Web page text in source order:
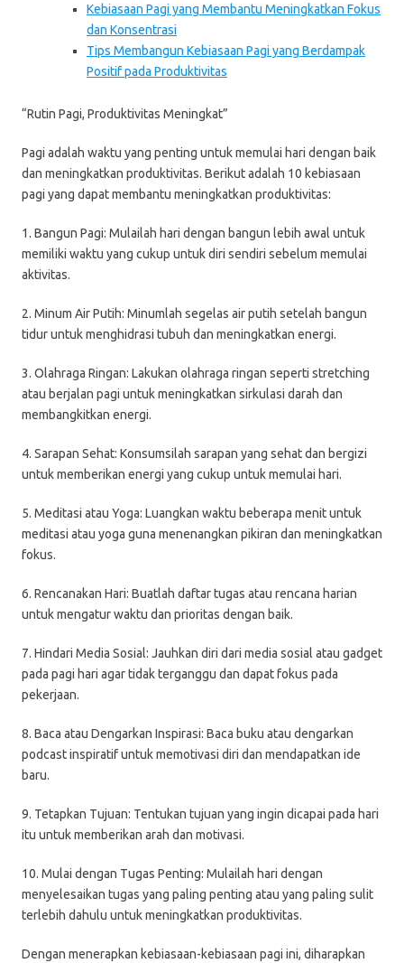
Kebiasaan Pagi yang Membantu Meningkatkan Fokus
dan Konsentrasi
Tips Membangun Kebiasaan Pagi yang Berdampak
Positif pada Produktivitas
“Rutin Pagi, Produktivitas Meningkat”
Pagi adalah waktu yang penting untuk memulai hari dengan baik
dan meningkatkan produktivitas. Berikut adalah 10 kebiasaan
pagi yang dapat membantu meningkatkan produktivitas:
1. Bangun Pagi: Mulailah hari dengan bangun lebih awal untuk
memiliki waktu yang cukup untuk diri sendiri sebelum memulai
aktivitas.
2. Minum Air Putih: Minumlah segelas air putih setelah bangun
tidur untuk menghidrasi tubuh dan meningkatkan energi.
3. Olahraga Ringan: Lakukan olahraga ringan seperti stretching
atau berjalan pagi untuk meningkatkan sirkulasi darah dan
membangkitkan energi.
4. Sarapan Sehat: Konsumsilah sarapan yang sehat dan bergizi
untuk memberikan energi yang cukup untuk memulai hari.
5. Meditasi atau Yoga: Luangkan waktu beberapa menit untuk
meditasi atau yoga guna menenangkan pikiran dan meningkatkan
fokus.
6. Rencanakan Hari: Buatlah daftar tugas atau rencana harian
untuk mengatur waktu dan prioritas dengan baik.
7. Hindari Media Sosial: Jauhkan diri dari media sosial atau gadget
pada pagi hari agar tidak terganggu dan dapat fokus pada
pekerjaan.
8. Baca atau Dengarkan Inspirasi: Baca buku atau dengarkan
podcast inspiratif untuk memotivasi diri dan mendapatkan ide
baru.
9. Tetapkan Tujuan: Tentukan tujuan yang ingin dicapai pada hari
itu untuk memberikan arah dan motivasi.
10. Mulai dengan Tugas Penting: Mulailah hari dengan
menyelesaikan tugas yang paling penting atau yang paling sulit
terlebih dahulu untuk meningkatkan produktivitas.
Dengan menerapkan kebiasaan-kebiasaan pagi ini, diharapkan